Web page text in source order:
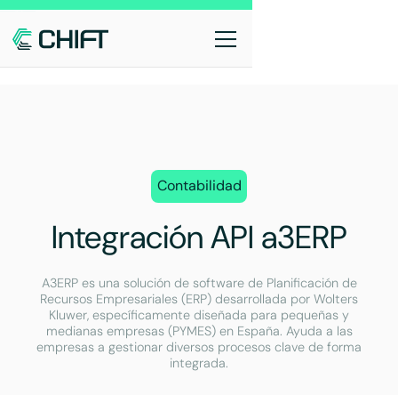
Contabilidad
Integración API a3ERP
A3ERP es una solución de software de Planificación de
Recursos Empresariales (ERP) desarrollada por Wolters
Kluwer, específicamente diseñada para pequeñas y
medianas empresas (PYMES) en España. Ayuda a las
empresas a gestionar diversos procesos clave de forma
integrada.